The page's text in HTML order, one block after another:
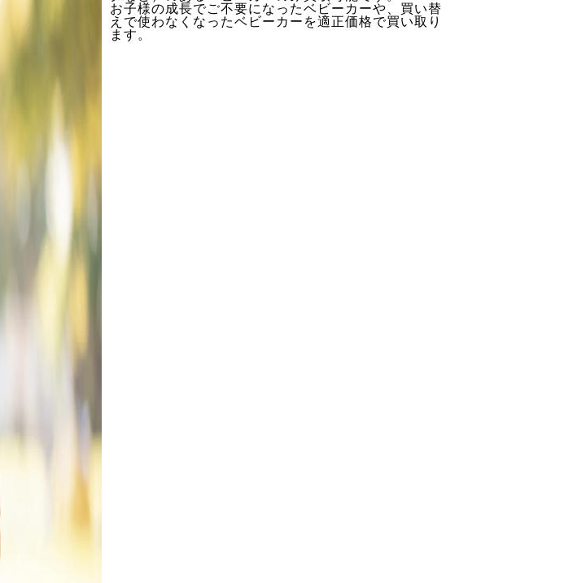
お子様の成長でご不要になったベビーカーや、買い替
えで使わなくなったベビーカーを適正価格で買い取り
ます。